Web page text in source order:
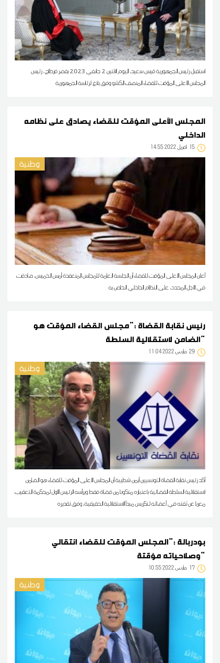
استقبل رئيس الجمهورية قيس سعيد، اليوم الاثنين 2 جانفي 2023 بقصر قرطاج، رئيس
المجلس الأعلى المؤقت للقضاء المنصف الكشو وفق بلاغ لرئاسة الجمهورية
المجلس الأعلى المؤقت للقضاء يصادق على نظامه
الداخلي
15 14:55 2022 أفريل
وطنية
أعلن المجلس الأعلى المؤقت للقضاء أن الجلسة العامة للمجلس المنعقدة أمس الخميس، صادقت
في الأجل المحدد، على النظام الداخلي الخاص به
رئيس نقابة القضاة :"مجلس القضاء المؤقت هو
الضامن لاستقلالية السلطة"
29 11:04 2022 مارس
وطنية
أكد رئيس نقابة القضاة التونسيين أيمن شطيبة أن المجلس الأعلى المؤقت للقضاء هو الضامن
لاستقلالية السلطة القضائية باعتباره متكونا من قضاة فقط ويرأسه الرئيس الأول لمحكمة التعقيب
معربا عن ثقته في أعضائه لتكريس مبدأ الاستقلالية الحقيقية، وفق تقديره
بودربالة :"المجلس المؤقت للقضاء انتقالي
وصلاحياته مؤقتة"
17 10:55 2022 مارس
وطنية